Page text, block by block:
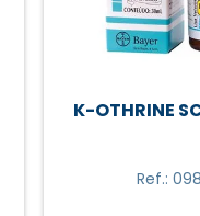
K-OTHRINE
Ref.: